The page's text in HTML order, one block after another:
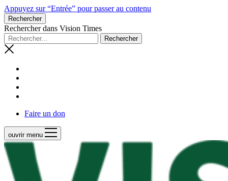
Appuyez sur “Entrée” pour passer au contenu
Rechercher
Rechercher dans Vision Times
Faire un don
ouvrir menu